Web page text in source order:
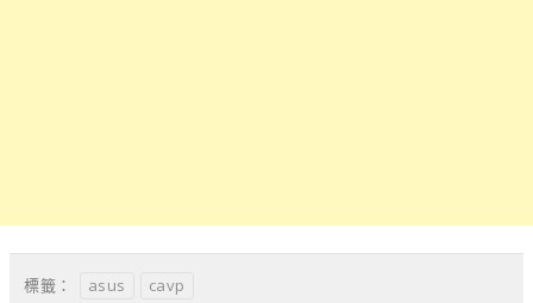
標籤： asus cavp